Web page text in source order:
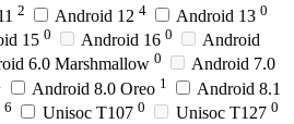
2 Android 12 4 Android 13 0
15 0 Android 16 0
Android
6.0 Marshmallow 0
Android 7.0
Android 8.0 Oreo 1
Android 8.1
6 Unisoc T107 0 Unisoc T127 0